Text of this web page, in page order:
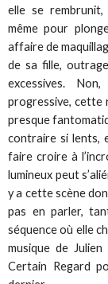
elle se rembrunit,
même pour
affaire de
de sa fille,
excessives.
progressive, cette
presque
contraire si lents,
faire croire à
lumineux peut
y a cette scène
pas en parler,
séquence où elle
musique de
Certain Regard